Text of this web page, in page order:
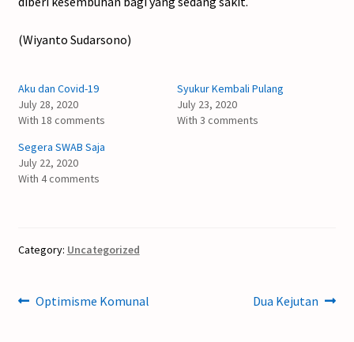
(Wiyanto Sudarsono)
Aku dan Covid-19
July 28, 2020
With 18 comments
Syukur Kembali Pulang
July 23, 2020
With 3 comments
Segera SWAB Saja
July 22, 2020
With 4 comments
Category: Uncategorized
Post
Previous
Optimisme Komunal
Next
Dua Kejutan